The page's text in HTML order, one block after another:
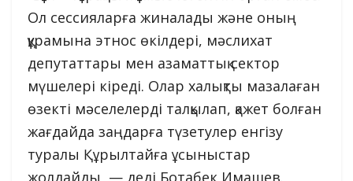
Ол сессияларға жиналады және оның
құрамына этнос өкілдері, мәслихат
депутаттары мен азаматтық сектор
мүшелері кіреді. Олар халықты мазалаған
өзекті мәселелерді талқылап, қажет болған
жағдайда заңдарға түзетулер енгізу
туралы Құрылтайға ұсыныстар
жолдайды, — деді Ботабек Имашев.